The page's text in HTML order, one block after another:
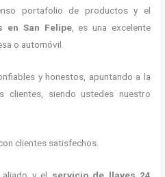
portafolio de productos y el
en San Felipe, es una excelente
o automóvil.
y honestos, apuntando a la
clientes, siendo ustedes nuestro
clientes satisfechos.